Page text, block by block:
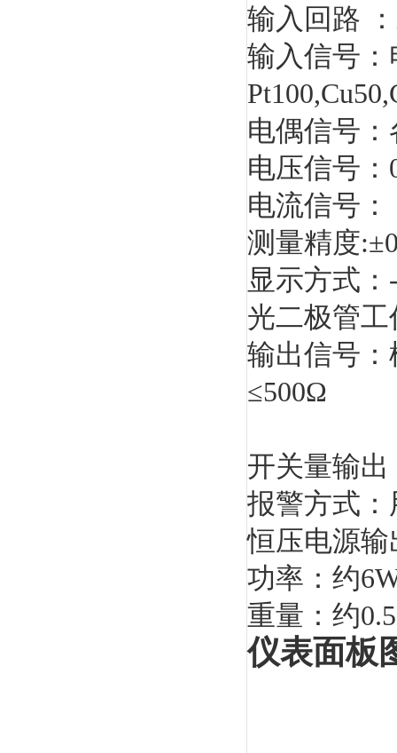
输入回路
输入信号
电偶信号
电压信号：
电流信号
测量精度
显示方式：
光二极管
输出信号
≤500Ω
开关量输
报警方式
恒压电源
功率：约
重量：约
仪表面板